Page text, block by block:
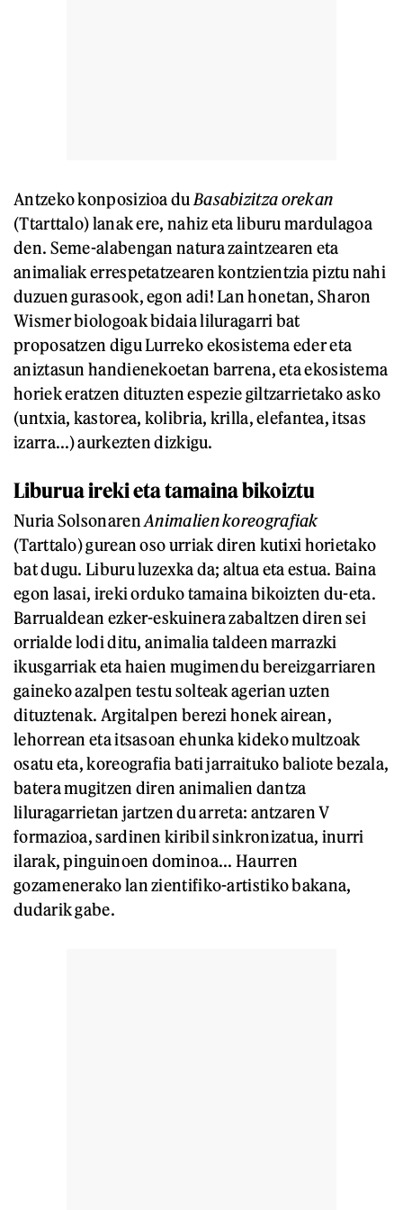
Antzeko konposizioa du Basabizitza orekan
(Ttarttalo) lanak ere, nahiz eta liburu mardulagoa
den. Seme-alabengan natura zaintzearen eta
animaliak errespetatzearen kontzientzia piztu nahi
duzuen gurasook, egon adi! Lan honetan, Sharon
Wismer biologoak bidaia liluragarri bat
proposatzen digu Lurreko ekosistema eder eta
aniztasun handienekoetan barrena, eta ekosistema
horiek eratzen dituzten espezie giltzarrietako asko
(untxia, kastorea, kolibria, krilla, elefantea, itsas
izarra...) aurkezten dizkigu.
Liburua ireki eta tamaina bikoiztu
Nuria SolsonarenAnimalien koreografiak
(Tarttalo) gurean oso urriak diren kutixi horietako
bat dugu. Liburu luzexka da; altua eta estua. Baina
egon lasai, ireki orduko tamaina bikoizten du-eta.
Barrualdean ezker-eskuinera zabaltzen diren sei
orrialde lodi ditu, animalia taldeen marrazki
ikusgarriak eta haien mugimendu bereizgarriaren
gaineko azalpen testu solteak agerian uzten
dituztenak. Argitalpen berezi honek airean,
lehorrean eta itsasoan ehunka kideko multzoak
osatu eta, koreografia bati jarraituko baliote bezala,
batera mugitzen diren animalien dantza
liluragarrietan jartzen du arreta: antzaren V
formazioa, sardinen kiribil sinkronizatua, inurri
ilarak, pinguinoen dominoa... Haurren
gozamenerako lan zientifiko-artistiko bakana,
dudarik gabe.